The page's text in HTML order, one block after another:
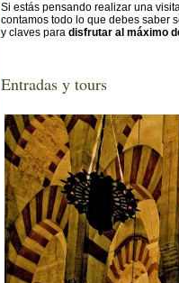
Si estás pensando realizar una
contamos todo lo que debes saber
y claves para disfrutar al máximo
Entradas y tours